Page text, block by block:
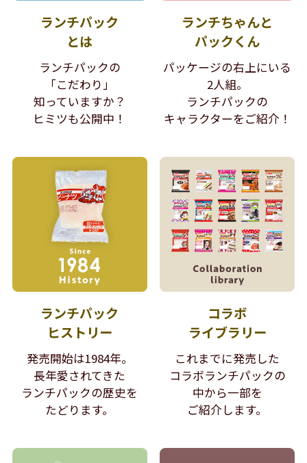
ランチパック
とは
ランチパックの
「こだわり」
知っていますか？
ヒミツも公開中！
ランチちゃんと
パックくん
パッケージの右上にいる
2人組。
ランチパックの
キャラクターをご紹介！
ランチパック
ヒストリー
発売開始は1984年。
長年愛されてきた
ランチパックの歴史を
たどります。
コラボ
ライブラリー
これまでに発売した
コラボランチパックの
中から一部を
ご紹介します。